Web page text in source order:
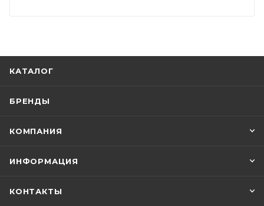
КАТАЛОГ
БРЕНДЫ
КОМПАНИЯ
ИНФОРМАЦИЯ
КОНТАКТЫ